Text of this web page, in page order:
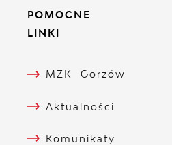
POMOCNE
LINKI
MZK Gorzów
Aktualności
Komunikaty